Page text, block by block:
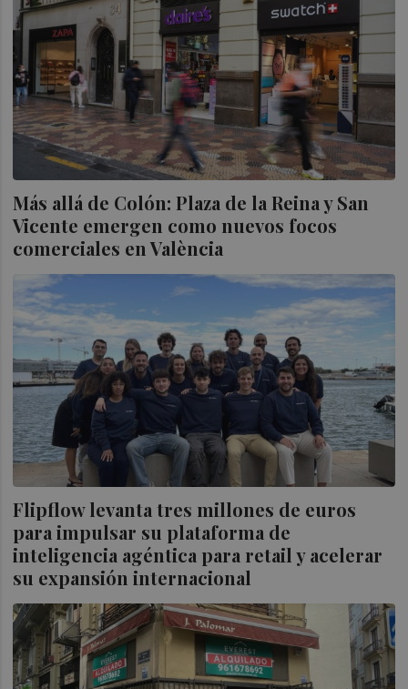
Más allá de Colón: Plaza de la Reina y San
Vicente emergen como nuevos focos
comerciales en València
Flipflow levanta tres millones de euros
para impulsar su plataforma de
inteligencia agéntica para retail y acelerar
su expansión internacional